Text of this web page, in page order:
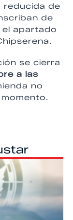
reducida de
de
apartado
se cierra
a las
no